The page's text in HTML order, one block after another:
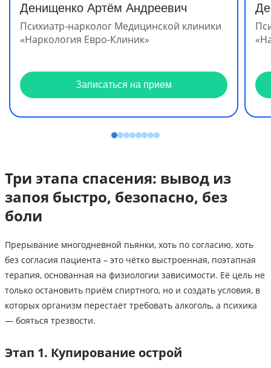
Денищенко Артём Андреевич
Психиатр-нарколог Медицинской клиники
«Наркология Евро-Клиник»
Записаться на прием
Три этапа спасения: вывод из
запоя быстро, безопасно, без
боли
Прерывание многодневной пьянки, хоть по согласию, хоть
без согласия пациента – это чётко выстроенная, поэтапная
терапия, основанная на физиологии зависимости. Её цель не
только остановить приём спиртного, но и создать условия, в
которых организм перестаёт требовать алкоголь, а психика
— бояться трезвости.
Этап 1. Купирование острой